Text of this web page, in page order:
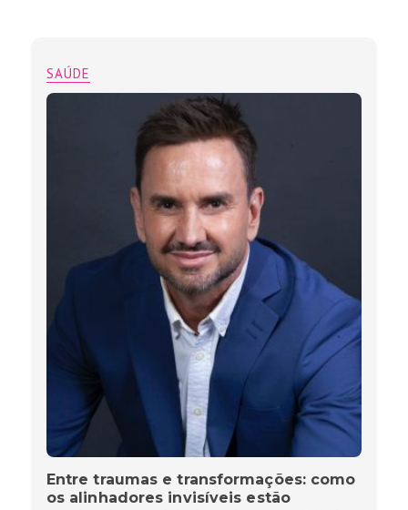
SAÚDE
Entre traumas e transformações: como
os alinhadores invisíveis estão